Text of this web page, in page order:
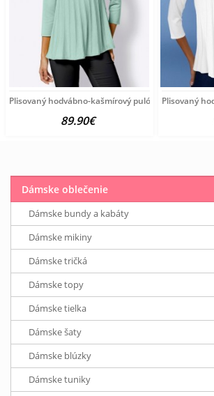
Plisovaný hodvábno-kašmírový pulóver vzhľadom
89.90€
Plisovaný
Dámske oblečenie
Dámske bundy a kabáty
Dámske mikiny
Dámske tričká
Dámske topy
Dámske tielka
Dámske šaty
Dámske blúzky
Dámske tuniky